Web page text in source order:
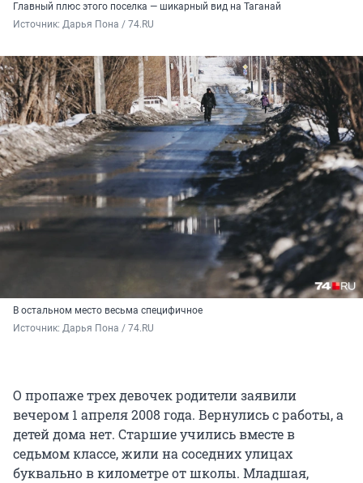
Главный плюс этого поселка — шикарный вид на Таганай
Источник: Дарья Пона / 74.RU
В остальном место весьма специфичное
Источник: Дарья Пона / 74.RU
О пропаже трех девочек родители заявили
вечером 1 апреля 2008 года. Вернулись с работы, а
детей дома нет. Старшие учились вместе в
седьмом классе, жили на соседних улицах
буквально в километре от школы. Младшая,